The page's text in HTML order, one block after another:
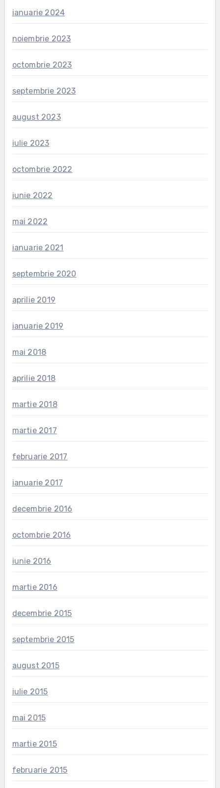
ianuarie 2024
noiembrie 2023
octombrie 2023
septembrie 2023
august 2023
iulie 2023
octombrie 2022
iunie 2022
mai 2022
ianuarie 2021
septembrie 2020
aprilie 2019
ianuarie 2019
mai 2018
aprilie 2018
martie 2018
martie 2017
februarie 2017
ianuarie 2017
decembrie 2016
octombrie 2016
iunie 2016
martie 2016
decembrie 2015
septembrie 2015
august 2015
iulie 2015
mai 2015
martie 2015
februarie 2015